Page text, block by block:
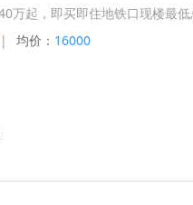
万起，即买即住地铁口现楼最低
| 均价： 16000